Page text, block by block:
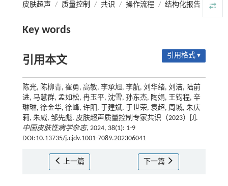
皮肤超声 / 质量控制 / 共识 / 操作流程 / 结构化报告
Key words
引用本文 引用格式 ▾
陈光, 陈柳青, 崔勇, 高敏, 李承旭, 李航, 刘华绪, 刘洁, 陆前
进, 马慧群, 孟如松, 冉玉平, 沈雪, 孙东杰, 陶娟, 王钧程, 辛
琳琳, 徐金华, 徐峰, 许阳, 于建斌, 于世荣, 袁超, 周城, 朱庆
莉, 朱威, 邹先彪. 皮肤超声质量控制专家共识（2023）[J].
中国皮肤性病学杂志, 2024, 38(1): 1-9
DOI:10.13735/j.cjdv.1001-7089.202306041
上一篇 下一篇